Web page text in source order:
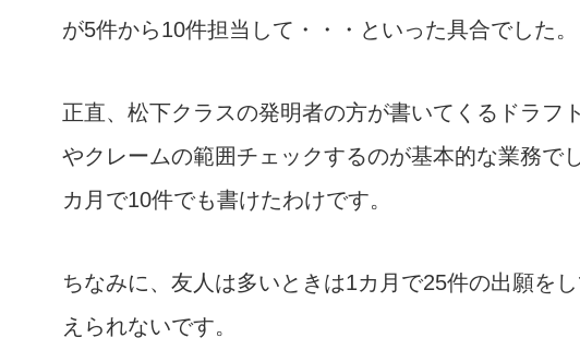
が5件から10件担当して・・・といった具合でした。
正直、松下クラスの発明者の方が書いてくるドラフ
やクレームの範囲チェックするのが基本的な業務で
カ月で10件でも書けたわけです。
ちなみに、友人は多いときは1カ月で25件の出願を
えられないです。